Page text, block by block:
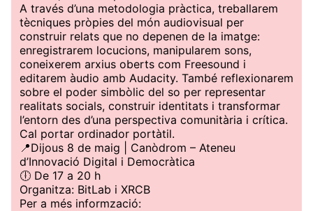
A través d’una metodologia pràctica, treballarem
tècniques pròpies del món audiovisual per
construir relats que no depenen de la imatge:
enregistrarem locucions, manipularem sons,
coneixerem arxius oberts com Freesound i
editarem àudio amb Audacity. També reflexionarem
sobre el poder simbòlic del so per representar
realitats socials, construir identitats i transformar
l’entorn des d’una perspectiva comunitària i crítica.
Cal portar ordinador portàtil.
📍Dijous 8 de maig | Canòdrom – Ateneu
d’Innovació Digital i Democràtica
🕕 De 17 a 20 h
Organitza: BitLab i XRCB
Per a més informzació: